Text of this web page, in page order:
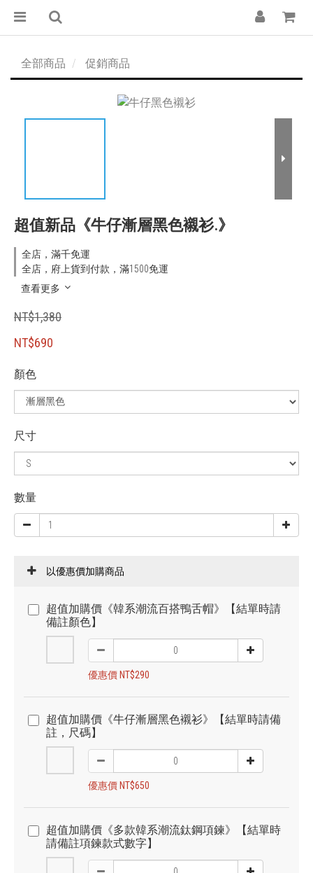
全部商品 促銷商品
超值新品《牛仔漸層黑色襯衫.》
全店，滿千免運
全店，府上貨到付款，滿1500免運
查看更多
NT$1,380
NT$690
顏色
尺寸
數量
以優惠價加購商品
超值加購價《韓系潮流百搭鴨舌帽》【結單時請
備註顏色】
優惠價 NT$290
超值加購價《牛仔漸層黑色襯衫》【結單時請備
註，尺碼】
優惠價 NT$650
超值加購價《多款韓系潮流鈦鋼項鍊》【結單時
請備註項鍊款式數字】